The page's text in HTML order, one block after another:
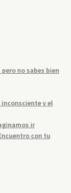
no sabes bien
y el
ir
con tu